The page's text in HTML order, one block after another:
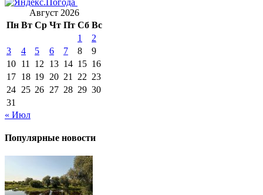
Август 2026
Пн Вт Ср Чт Пт Сб Вс
1
2
3
4 5 6 7 8
9
10 11 12 13 14 15 16
17 18 19 20 21 22 23
24 25 26 27 28 29 30
31
« Июл
Популярные новости